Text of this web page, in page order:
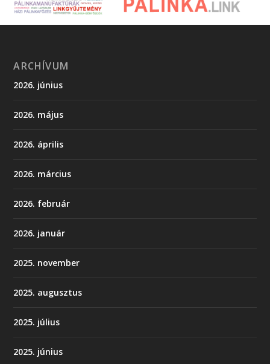
ARCHÍVUM
2026. június
2026. május
2026. április
2026. március
2026. február
2026. január
2025. november
2025. augusztus
2025. július
2025. június